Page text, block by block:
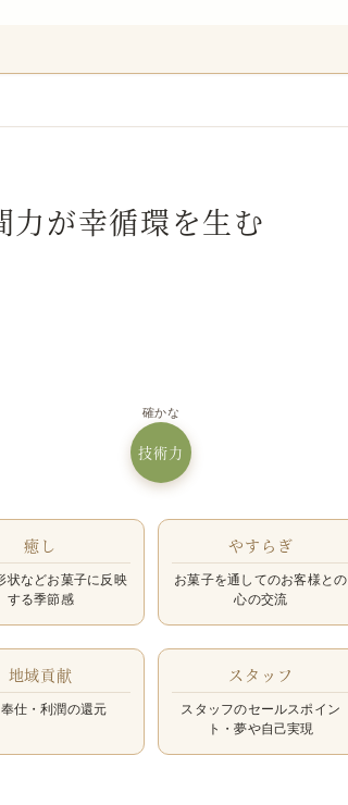
が幸循環を生む
確かな
技術力
癒し
状などお菓子に反映
する季節感
やすらぎ
お菓子を通してのお客様との
心の交流
地域貢献
仕・利潤の還元
スタッフ
スタッフのセールスポイン
ト・夢や自己実現